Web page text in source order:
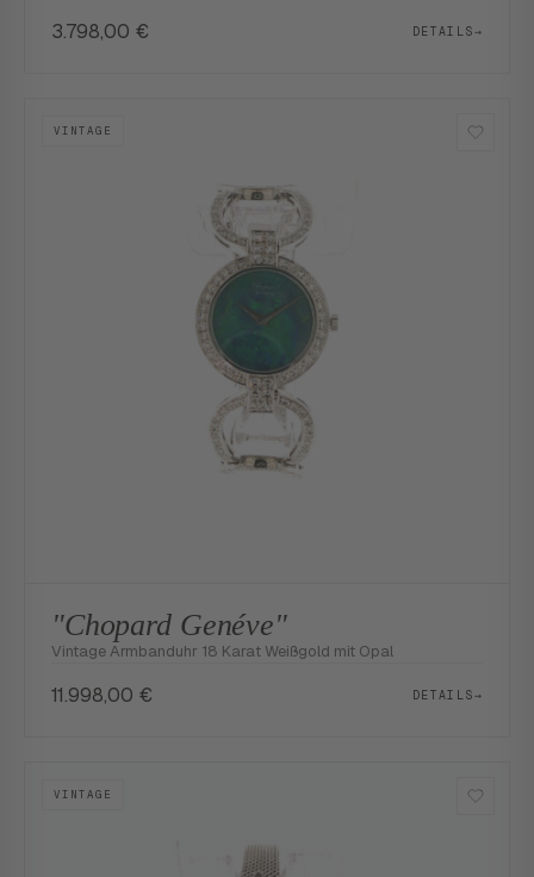
3.798,00 € DETAILS→
VINTAGE
"Chopard Genéve"
Vintage Armbanduhr 18 Karat Weißgold mit Opal
11.998,00 € DETAILS→
VINTAGE